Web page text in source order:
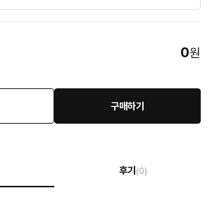
0원
구매하기
후기 (0)